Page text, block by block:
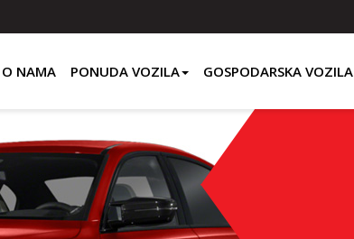
O NAMA PONUDA VOZILA GOSPODARSKA VOZILA